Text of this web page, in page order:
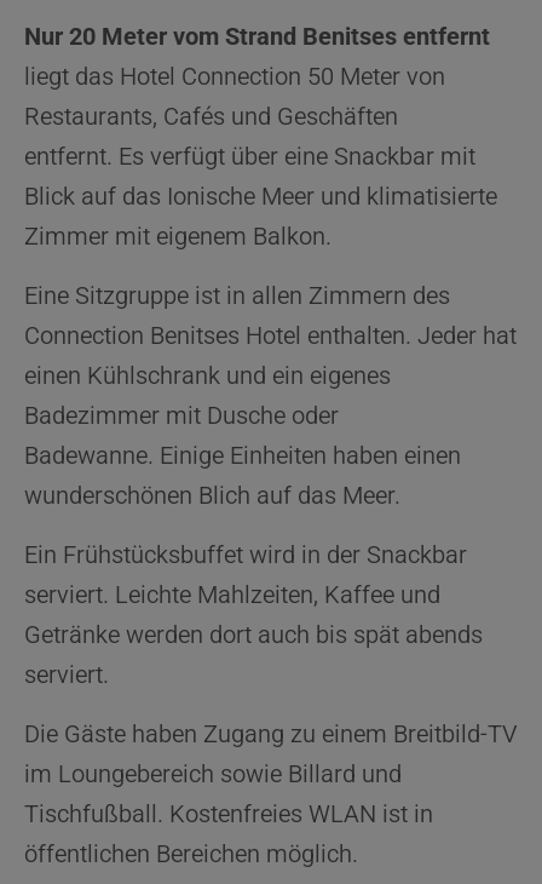
Nur 20 Meter vom Strand Benitses entfernt
liegt das Hotel Connection 50 Meter von
Restaurants, Cafés und Geschäften
entfernt. Es verfügt über eine Snackbar mit
Blick auf das Ionische Meer und klimatisierte
Zimmer mit eigenem Balkon.
Eine Sitzgruppe ist in allen Zimmern des
Connection Benitses Hotel enthalten. Jeder hat
einen Kühlschrank und ein eigenes
Badezimmer mit Dusche oder
Badewanne. Einige Einheiten haben einen
wunderschönen Blich auf das Meer.
Ein Frühstücksbuffet wird in der Snackbar
serviert. Leichte Mahlzeiten, Kaffee und
Getränke werden dort auch bis spät abends
serviert.
Die Gäste haben Zugang zu einem Breitbild-TV
im Loungebereich sowie Billard und
Tischfußball. Kostenfreies WLAN ist in
öffentlichen Bereichen möglich.